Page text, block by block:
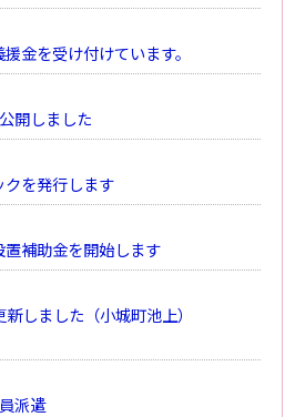
金を受け付けています。
開しました
を発行します
補助金を開始します
しました（小城町池上）
派遣